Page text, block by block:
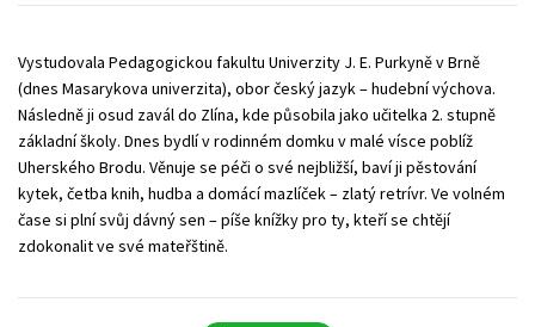
Vystudovala Pedagogickou fakultu Univerzity J. E. Purkyně v Brně
(dnes Masarykova univerzita), obor český jazyk – hudební výchova.
Následně ji osud zavál do Zlína, kde působila jako učitelka 2. stupně
základní školy. Dnes bydlí v rodinném domku v malé vísce poblíž
Uherského Brodu. Věnuje se péči o své nejbližší, baví ji pěstování
kytek, četba knih, hudba a domácí mazlíček – zlatý retrívr. Ve volném
čase si plní svůj dávný sen – píše knížky pro ty, kteří se chtějí
zdokonalit ve své mateřštině.